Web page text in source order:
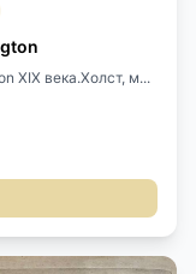
XIX века.Холст, м...